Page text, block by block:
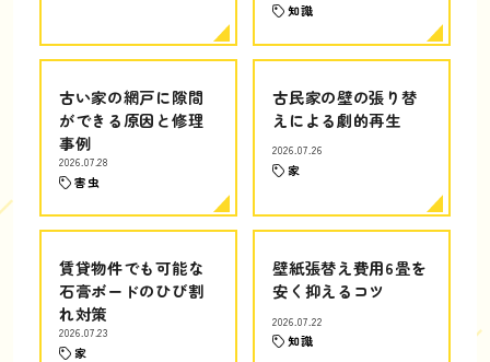
知識
古い家の網戸に隙間
ができる原因と修理
事例
2026.07.28
害虫
古民家の壁の張り替
えによる劇的再生
2026.07.26
家
賃貸物件でも可能な
石膏ボードのひび割
れ対策
2026.07.23
家
壁紙張替え費用6畳を
安く抑えるコツ
2026.07.22
知識